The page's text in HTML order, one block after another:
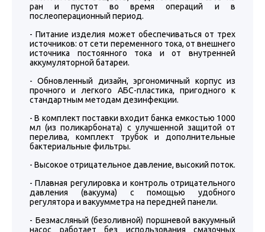
ран и пустот во время операций и в
послеоперационный период.
- Питание изделия может обеспечиваться от трех
источников: от сети переменного тока, от внешнего
источника постоянного тока и от внутренней
аккумуляторной батареи.
- Обновленный дизайн, эргономичный корпус из
прочного и легкого АБС-пластика, пригодного к
стандартным методам дезинфекции.
- В комплект поставки входит банка емкостью 1000
мл (из поликарбоната) с улучшенной защитой от
перелива, комплект трубок и дополнительные
бактериальные фильтры.
- Высокое отрицательное давление, высокий поток.
- Плавная регулировка и контроль отрицательного
давления (вакуума) с помощью удобного
регулятора и вакуумметра на передней панели.
- Безмасляный (безоливной) поршневой вакуумный
насос работает без использования смазочных